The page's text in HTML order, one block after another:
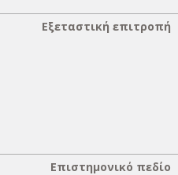
Εξεταστική επιτροπή
Επιστημονικό πεδίο